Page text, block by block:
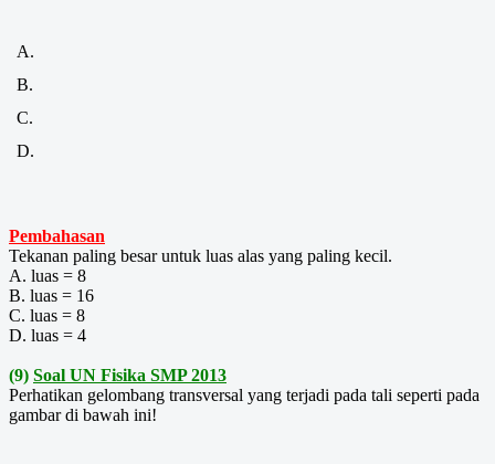
A.
B.
C.
D.
Pembahasan
Tekanan paling besar untuk luas alas yang paling kecil.
A. luas = 8
B. luas = 16
C. luas = 8
D. luas = 4
(9) Soal UN Fisika SMP 2013
Perhatikan gelombang transversal yang terjadi pada tali seperti pada
gambar di bawah ini!